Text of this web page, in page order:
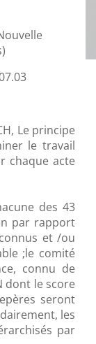
Le principe
le travail
chaque acte
des 43
par rapport
et /ou
;le comité
connu de
dont le score
seront
les
par